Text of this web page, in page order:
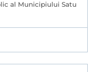
al Municipiului Satu